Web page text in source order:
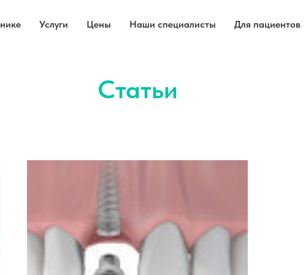
Услуги Цены Наши специалисты Для пациентов
Статьи